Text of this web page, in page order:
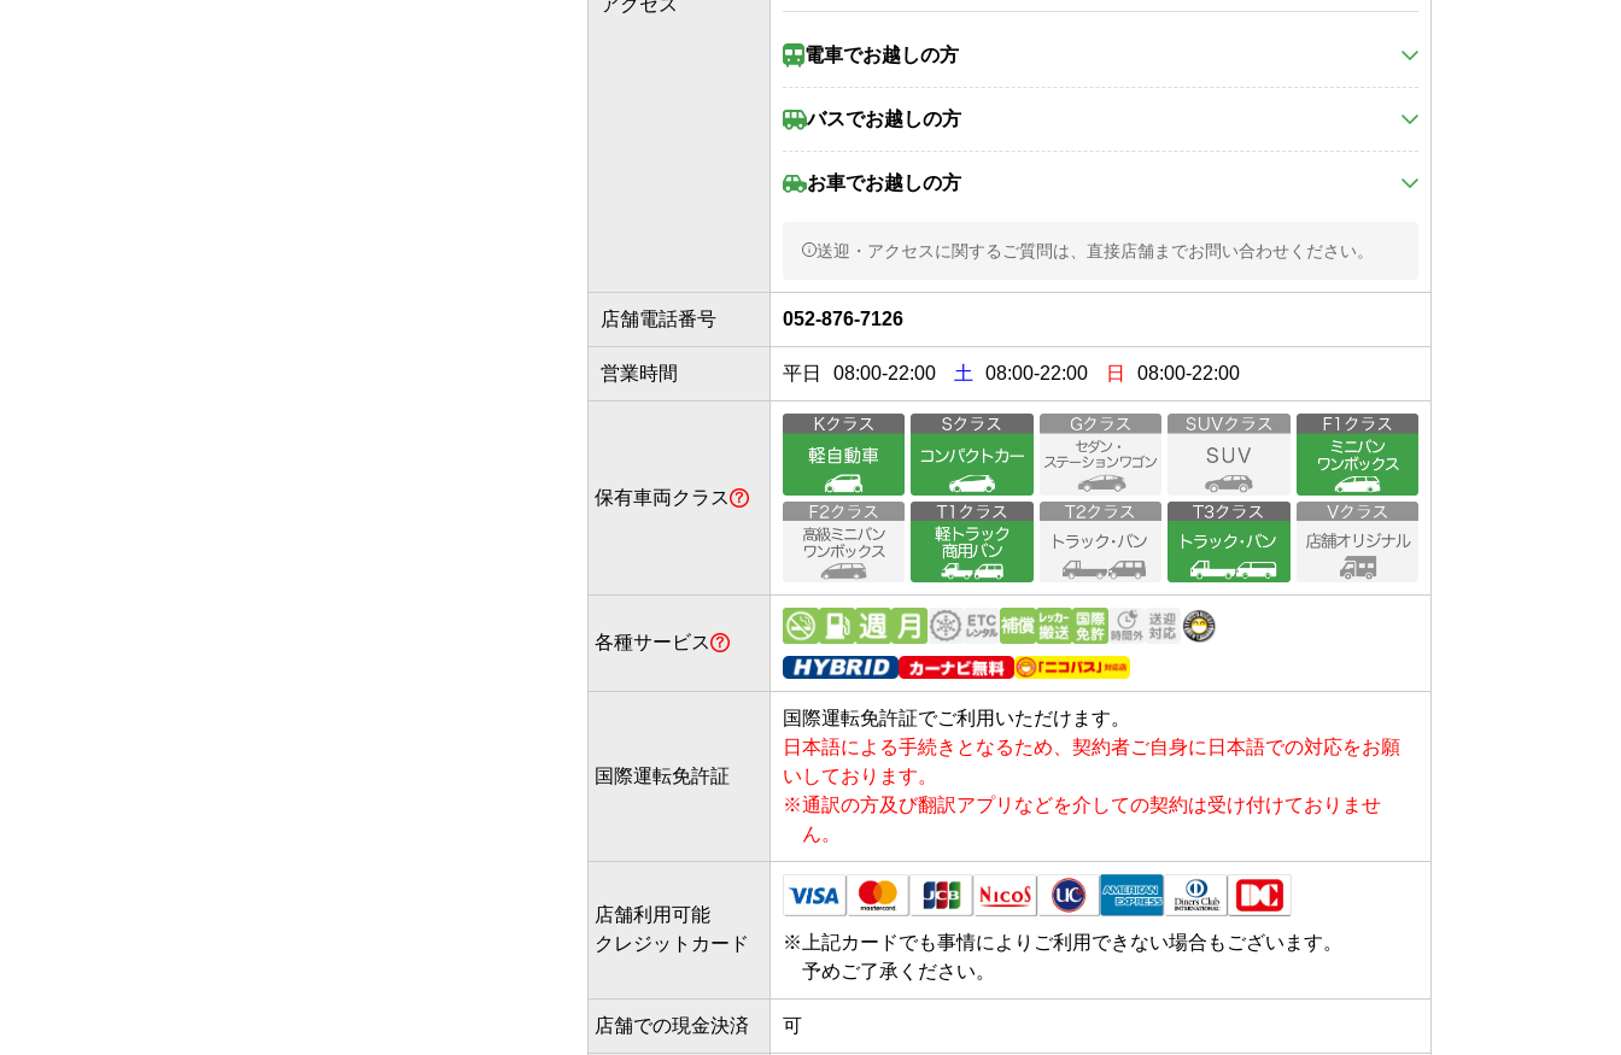
アクセス
電車でお越しの方
名古屋市営地下鉄桜通線/徳重駅
徒歩6分
②出口を出たら右へ進み最初の交差点（徳重）信号を渡り右折
③紳士服の「AOKI」を左手にまっすぐ300mほど歩く
④左手にガソリンスタンドapollostationが見えたら到着、ガソリ
ンスタンド内がレンタカー受付です
バスでお越しの方
「名古屋市営バス「徳重西」から1分」 バス停下車（徒歩1分）
主な系統
子1系統」
①「徳重西」バス停で下車
③左手に『apollostation』の看板が見えます。
ガソリンスタンド敷地内へお入りください、ニコニコレンタカー
受付に到着です
「名鉄バス「徳重西」から1分」 バス停下車（徒歩1分）
主な系統 名鉄バス 「地下鉄徳重駅」系統
【名鉄「徳重西」停留所より徒歩約1分】
①「徳重西」バス停で下車
②西方角の乗鞍二丁目交差点方向へ進む
③左手に『apollostation』の看板が見えます。
ガソリンスタンド敷地内へお入りください、ニコニコレンタカー
お車でお越しの方
名二環「鳴海IC」から3分
①名二環「鳴海IC」を降りる
②県道56号（名古屋岡崎線）を徳重方面へ進む
④300mほど直進し左手にあるapollostation徳重SS内が目的地で
す。
送迎・アクセスに関するご質問は、直接店舗までお問い合わせください。
店舗電話番号 052-876-7126
営業時間 平日 08:00-22:00 土 08:00-22:00 日 08:00-22:00
保有車両クラス
各種サービス
国際運転免許証
国際運転免許証でご利用いただけます。
日本語による手続きとなるため、契約者ご自身に日本語での対応をお願
いしております。
※通訳の方及び翻訳アプリなどを介しての契約は受け付けておりませ
ん。
店舗利用可能
クレジットカード
※ 上記カードでも事情によりご利用できない場合もございます。
予めご了承ください。
店舗での現金決済 可